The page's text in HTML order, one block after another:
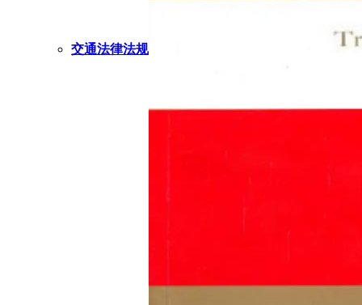
交通法律法规